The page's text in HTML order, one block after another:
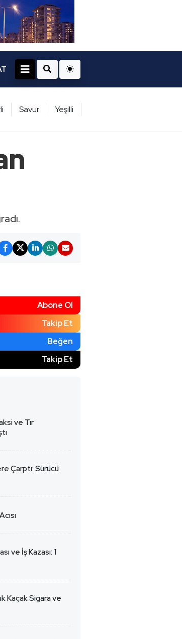
Savur Yeşilli
Abone Ol
Takip Et
Beğen
Takip Et
ve Tır
Çarptı: Sürücü
ve İş Kazası: 1
Kaçak Sigara ve